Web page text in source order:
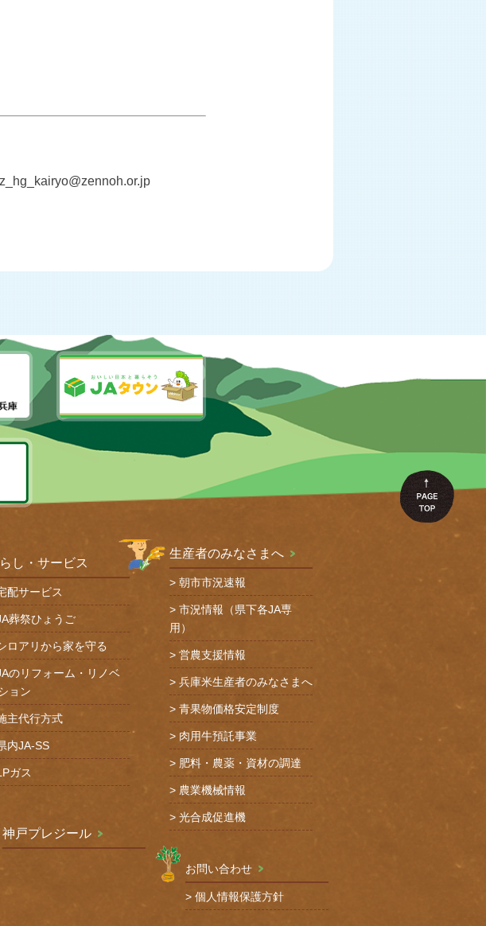
し・サービス
配サービス
葬祭ひょうご
ロアリから家を守る
のリフォーム・リノベ
ョン
主代行方式
内JA-SS
ガス
神戸プレジール
生産者のみなさまへ
朝市市況速報
市況情報（県下各JA専
用）
営農支援情報
兵庫米生産者のみなさまへ
青果物価格安定制度
肉用牛預託事業
肥料・農薬・資材の調達
農業機械情報
光合成促進機
お問い合わせ
個人情報保護方針